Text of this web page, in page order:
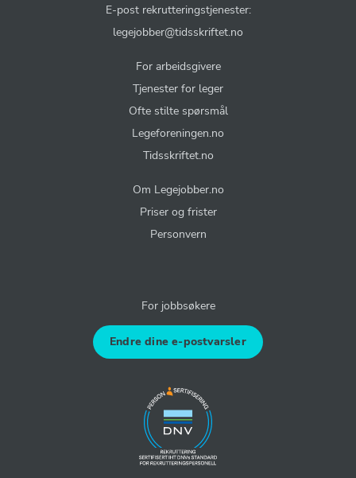
E-post rekrutteringstjenester:
legejobber@tidsskriftet.no
For arbeidsgivere
Tjenester for leger
Ofte stilte spørsmål
Legeforeningen.no
Tidsskriftet.no
Om Legejobber.no
Priser og frister
Personvern
For jobbsøkere
Endre dine e-postvarsler